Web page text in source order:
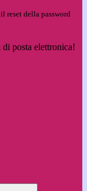
reset della password
posta elettronica!